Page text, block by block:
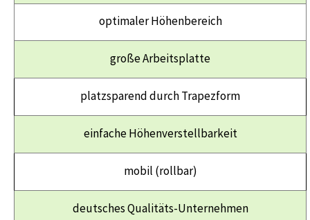
optimaler Höhenbereich
große Arbeitsplatte
platzsparend durch Trapezform
einfache Höhenverstellbarkeit
mobil (rollbar)
deutsches Qualitäts-Unternehmen